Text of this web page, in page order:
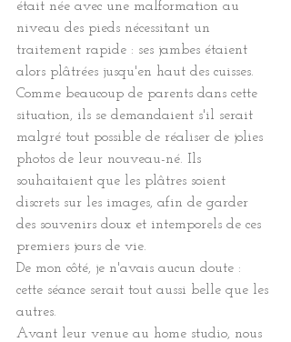
était née avec une malformation au
niveau des pieds nécessitant un
traitement rapide : ses jambes étaient
alors plâtrées jusqu'en haut des cuisses.
Comme beaucoup de parents dans cette
situation, ils se demandaient s'il serait
malgré tout possible de réaliser de jolies
photos de leur nouveau-né. Ils
souhaitaient que les plâtres soient
discrets sur les images, afin de garder
des souvenirs doux et intemporels de ces
premiers jours de vie.
De mon côté, je n'avais aucun doute :
cette séance serait tout aussi belle que les
autres.
Avant leur venue au home studio, nous